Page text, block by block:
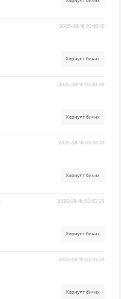
2025-08-18 03:10:10
Хариулт бичих
2025-08-18 03:10:09
Хариулт бичих
2025-08-18 03:06:01
Хариулт бичих
2025-08-18 03:05:33
Хариулт бичих
2025-08-18 03:05:01
Хариулт бичих